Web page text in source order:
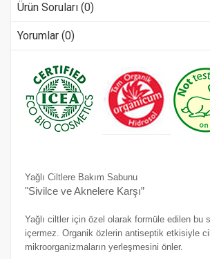
Ürün Soruları (0)
Yorumlar (0)
Yağlı Ciltlere Bakım Sabunu
"Sivilce ve Aknelere Karşı”
Yağlı ciltler için özel olarak formüle edilen bu
içermez. Organik özlerin antiseptik etkisiyle
mikroorganizmaların yerleşmesini önler.